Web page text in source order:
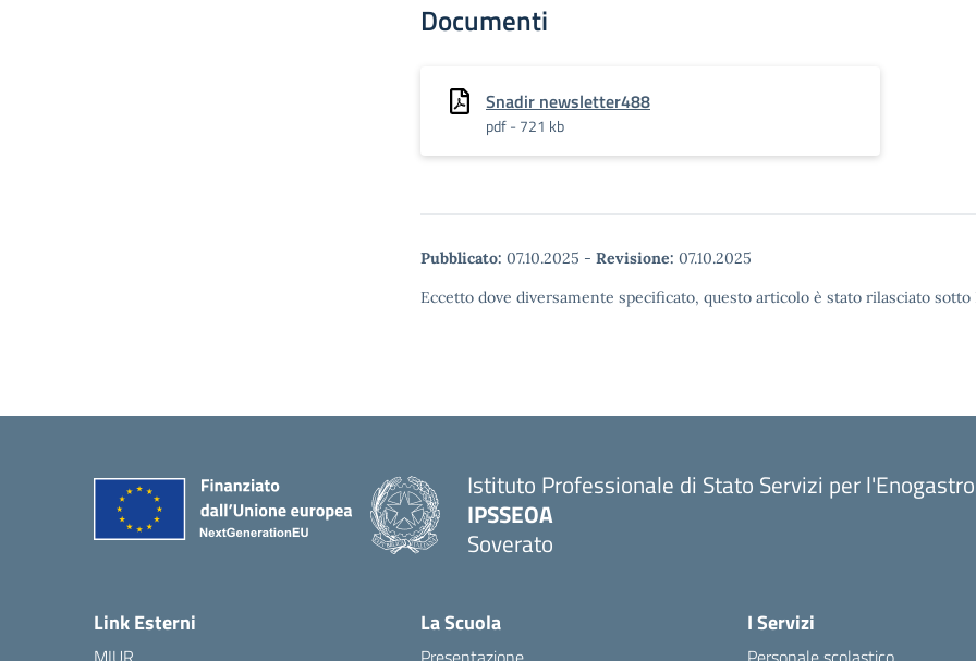
Documenti
Snadir newsletter488
pdf - 721 kb
Pubblicato: 07.10.2025 - Revisione: 07.10.2025
Eccetto dove diversamente specificato, questo articolo è stato rilasciato
Istituto Professionale di Stato Servizi per
IPSSEOA
Soverato
Link Esterni La Scuola I Servizi